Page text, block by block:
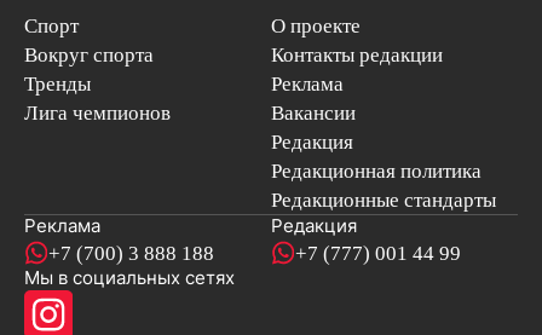
Спорт
Вокруг спорта
Тренды
Лига чемпионов
О проекте
Контакты редакции
Реклама
Вакансии
Редакция
Редакционная политика
Редакционные стандарты
Реклама
+7 (700) 3 888 188
Редакция
+7 (777) 001 44 99
Мы в социальных сетях